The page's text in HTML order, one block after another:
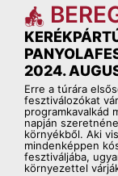
2024.
Erre a túrára
fesztiválozókat
programkavalkád
napján
környékből. Aki
mindenképpen
fesztiváljába,
környezettel